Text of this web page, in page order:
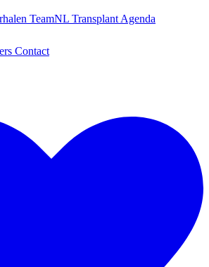
TeamNL Transplant Agenda
Contact